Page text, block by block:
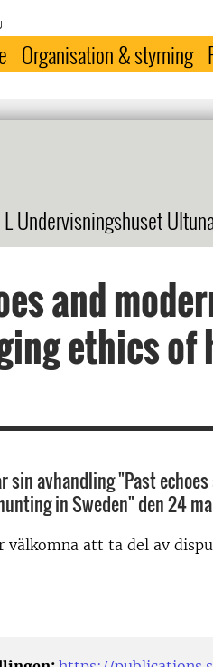
Organisation & styrning
Undervisningshuset
and
ethics of
sin avhandling "Past
in Sweden" den 24
välkomna att ta del av